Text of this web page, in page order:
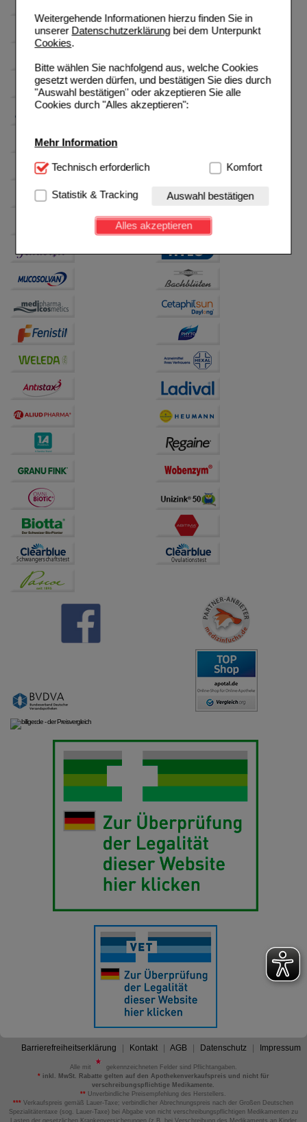
Weitergehende Informationen hierzu finden Sie in
unserer Datenschutzerklärungbei dem Unterpunkt
Cookies.
Bitte wählen Sie nachfolgend aus, welche Cookies
gesetzt werden dürfen, und bestätigen Sie dies durch
"Auswahl bestätigen" oder akzeptieren Sie alle
Cookies durch "Alles akzeptieren":
Mehr Information
Technisch Notwendig:Hierbei handelt es sich um
Website notwendig sind (z.B. Navigation, Warenkorb,
Kundenkonto), weshalb auf diese nicht verzichtet
werden kann.
Einkaufserlebnis noch ansprechender zu gestalten,
Besuchers oder unsere Seite an bevorzugte
Verhaltensweisen (z.B. Spracheinstellung)
anzupassen. Komfort-Cookies ermöglichen es uns
auch auf Ihre Bedürfnisse zugeschrittene Inhalte
anzuzeigen und unser Partnerprogramm zu
betreiben.
Statistik & Tracking:
Hierüber lassen sich
Informationen über die Art und Weise der Nutzung
unserer Website sammeln, mit deren Hilfe wir unsere
auf unserer Website aber auch die Werbung auf
Drittseiten möglichst relevant für Sie zu gestalten.
Bitte beachten Sie, dass Daten hierfür teilweise an
Dritte wie z.B. Google oder soziale Medien
Technisch erforderlich Komfort
Statistik & Tracking Auswahl bestätigen
Alles akzeptieren
Barrierefreiheitserklärung Kontakt AGB Datenschutz Impressum
Alle mit
gekennzeichneten Felder sind Pflichtangaben.
*inkl. MwSt. Rabatte gelten auf den Apothekenverkaufspreis und nicht für
verschreibungspflichtige Medikamente.
** Unverbindliche Preisempfehlung des Herstellers.
*** Verkaufspreis gemäß Lauer-Taxe; verbindlicher Abrechnungspreis nach der Großen Deutschen
Spezialitätentaxe (sog. Lauer-Taxe) bei Abgabe von nicht verschreibungspflichtigen Medikamenten zu
Lasten der gesetzlichen Krankenversicherungen (z.B. bei Verschreibung des Medikaments an Kinder